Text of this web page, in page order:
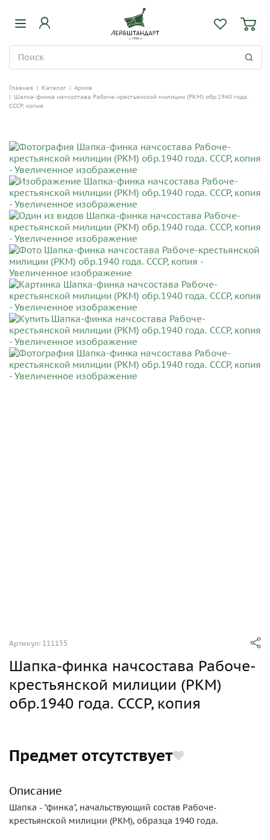
Главная | Каталог | Архив
| Шапка-финка начсостава Рабоче-крестьянской милиции (РКМ) обр.1940 года.
СССР, копия
Артикул: 111155
Шапка-финка начсостава Рабоче-
крестьянской милиции (РКМ)
обр.1940 года. СССР, копия
Предмет отсутствует
Описание
Шапка - "финка", начальствующий состав Рабоче-
крестьянской милиции (РКМ), образца 1940 года.